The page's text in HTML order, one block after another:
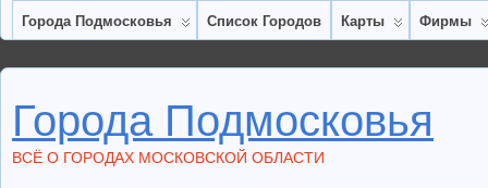
Города Подмосковья Список Городов Карты Фирмы
Города Подмосковья
ВСЁ О ГОРОДАХ МОСКОВСКОЙ ОБЛАСТИ